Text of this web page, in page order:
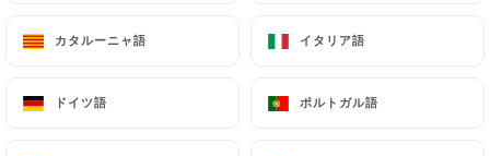
カタルーニャ語 イタリア語
ドイツ語 ポルトガル語
カタルーニャ語 イタリア語
ドイツ語 ポルトガル語